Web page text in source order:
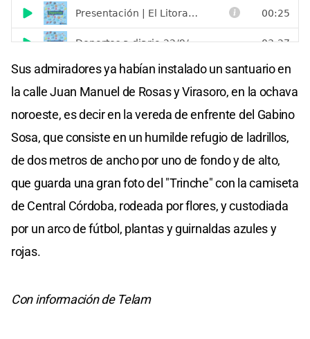
Sus admiradores ya habían instalado un santuario en
la calle Juan Manuel de Rosas y Virasoro, en la ochava
noroeste, es decir en la vereda de enfrente del Gabino
Sosa, que consiste en un humilde refugio de ladrillos,
de dos metros de ancho por uno de fondo y de alto,
que guarda una gran foto del "Trinche" con la camiseta
de Central Córdoba, rodeada por flores, y custodiada
por un arco de fútbol, plantas y guirnaldas azules y
rojas.
Con información de Telam